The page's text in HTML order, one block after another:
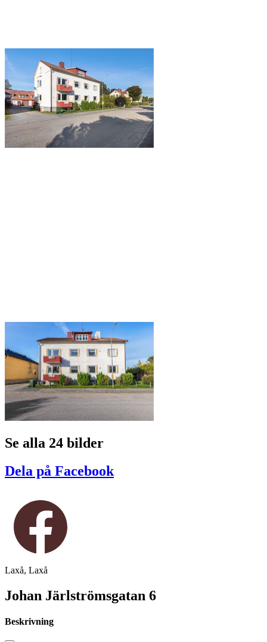
Se alla 24 bilder
Dela på Facebook
Laxå, Laxå
Johan Järlströmsgatan 6
Beskrivning